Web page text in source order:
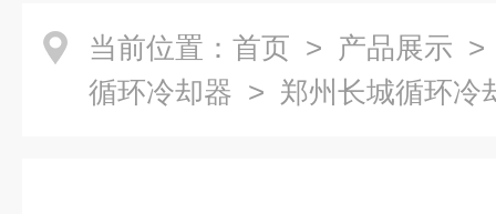
当前位置： 首页 > 产品展示
循环冷却器 > 郑州长城循环冷